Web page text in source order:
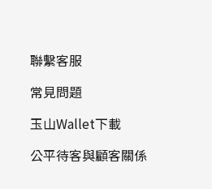
聯繫客服
常見問題
玉山Wallet下載
公平待客與顧客關係